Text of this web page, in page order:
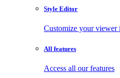
Style Editor
Customize your viewer
All features
Access all our features